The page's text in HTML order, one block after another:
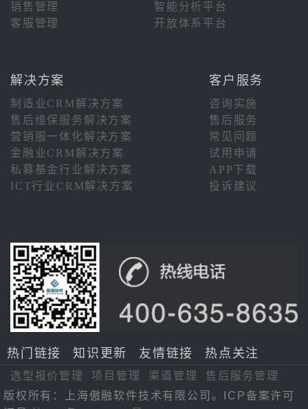
销售管理
智能分析平台
客服管理
开放体系平台
解决方案 客户服务
制造业CRM解决方案
咨询实施
售后维保服务解决方案
售后服务
营销服一体化解决方案
常见问题
金融业CRM解决方案
试用申请
私募基金行业解决方案
APP下载
ICT行业CRM解决方案
投诉建议
热门链接 知识更新 友情链接 热点关注
选型报价管理 项目管理 渠道管理
售后服务管理
版权所有：上海傲融软件技术有限公司。ICP备案许可